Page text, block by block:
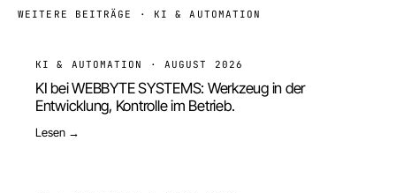
WEITERE BEITRÄGE · KI & AUTOMATION
KI & AUTOMATION · AUGUST 2026
KI bei WEBBYTE SYSTEMS: Werkzeug in der
Entwicklung, Kontrolle im Betrieb.
Lesen →